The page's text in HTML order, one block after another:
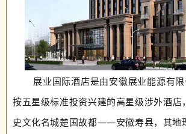
展业国际酒店是由安徽展业能源有限
按五星级标准投资兴建的高星级涉外酒店
史文化名城楚国故都——安徽寿县，其地